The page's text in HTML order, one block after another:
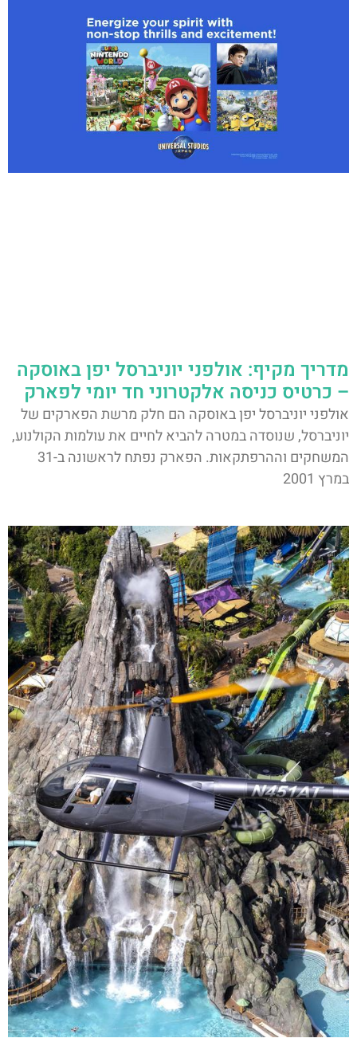
מדריך מקיף: אולפני יוניברסל יפן באוסקה
– כרטיס כניסה אלקטרוני חד יומי לפארק
אולפני יוניברסל יפן באוסקה הם חלק מרשת הפארקים של
יוניברסל, שנוסדה במטרה להביא לחיים את עולמות הקולנוע,
המשחקים וההרפתקאות. הפארק נפתח לראשונה ב-31
במרץ 2001